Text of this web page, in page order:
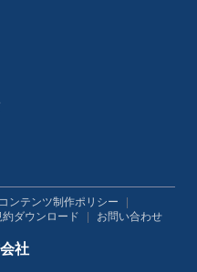
コンテンツ制作ポリシー
ダウンロード お問い合わせ
社